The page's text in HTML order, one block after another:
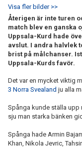
Visa fler bilder >>
Återigen är inte turen
match blev en ganska
Uppsala-Kurd hade
avslut. I andra halvlek
brist på målchanser.
Uppsala-Kurds favör.
Det var en mycket viktig
3 Norra Svealand ju alla
Spånga kunde ställa upp
sju man starka bänken
Spånga hade Armin
Khan, Nikola Jevric,